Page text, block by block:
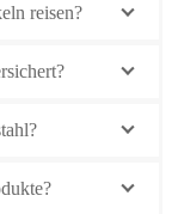
reisen?